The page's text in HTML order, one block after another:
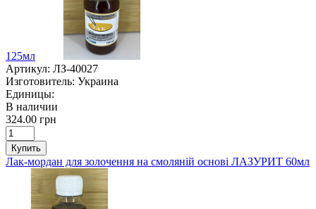
125мл
Артикул: ЛЗ-40027
Изготовитель: Украина
Единицы:
В наличии
324.00 грн
Купить
Лак-мордан для золочення на смоляній основі ЛАЗУРИТ 60мл